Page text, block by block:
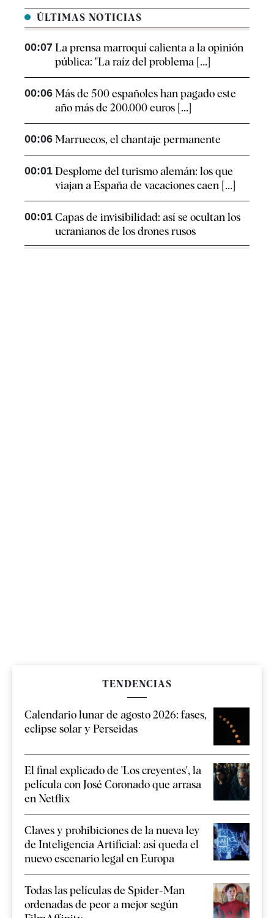
ÚLTIMAS NOTICIAS
00:07 La prensa marroquí calienta a la opinión
pública: "La raíz del problema [...]
00:06 Más de 500 españoles han pagado este
año más de 200.000 euros [...]
00:06 Marruecos, el chantaje permanente
00:01 Desplome del turismo alemán: los que
viajan a España de vacaciones caen [...]
00:01 Capas de invisibilidad: así se ocultan los
ucranianos de los drones rusos
TENDENCIAS
Calendario lunar de agosto 2026: fases,
eclipse solar y Perseidas
El final explicado de 'Los creyentes', la
película con José Coronado que arrasa
en Netflix
Claves y prohibiciones de la nueva ley
de Inteligencia Artificial: así queda el
nuevo escenario legal en Europa
Todas las películas de Spider-Man
ordenadas de peor a mejor según